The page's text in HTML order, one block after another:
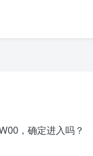
，确定进入吗？